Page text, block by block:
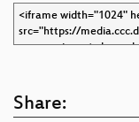
Share: